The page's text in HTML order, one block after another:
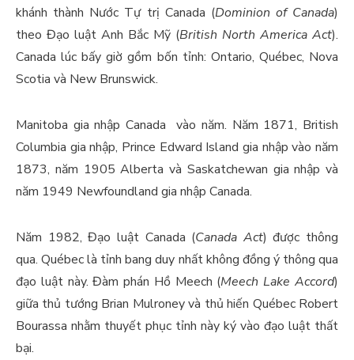
khánh thành Nước Tự trị Canada (Dominion of Canada)
theo Đạo luật Anh Bắc Mỹ (British North America Act).
Canada lúc bấy giờ gồm bốn tỉnh: Ontario, Québec, Nova
Scotia và New Brunswick.
Manitoba gia nhập Canada vào năm. Năm 1871, British
Columbia gia nhập, Prince Edward Island gia nhập vào năm
1873, năm 1905 Alberta và Saskatchewan gia nhập và
năm 1949 Newfoundland gia nhập Canada.
Năm 1982, Đạo luật Canada (Canada Act) được thông
qua. Québec là tỉnh bang duy nhất không đồng ý thông qua
đạo luật này. Đàm phán Hồ Meech (Meech Lake Accord)
giữa thủ tướng Brian Mulroney và thủ hiến Québec Robert
Bourassa nhằm thuyết phục tỉnh này ký vào đạo luật thất
bại.